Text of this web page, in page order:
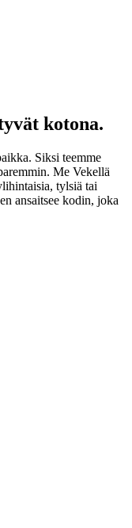
kotona.
Siksi teemme
Me Vekellä
tylsiä tai
ansaitsee kodin, joka